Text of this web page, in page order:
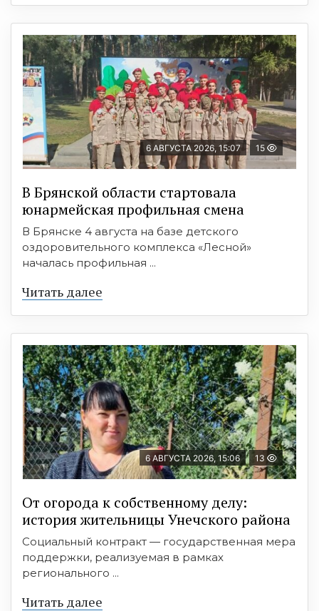
6 АВГУСТА 2026, 15:07 15
В Брянской области стартовала
юнармейская профильная смена
В Брянске 4 августа на базе детского
оздоровительного комплекса «Лесной»
началась профильная ...
Читать далее
6 АВГУСТА 2026, 15:06 13
От огорода к собственному делу:
история жительницы Унечского района
Социальный контракт — государственная мера
поддержки, реализуемая в рамках
регионального ...
Читать далее